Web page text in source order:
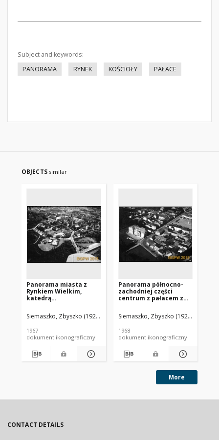
Subject and keywords:
PANORAMA
RYNEK KOŚCIOŁY PAŁACE
OBJECTS similar
Panorama miasta z
Rynkiem Wielkim,
katedrą
Pańskiego i pałacem
Zamoyskich, widok
zachodniej, Zamość
Siemaszko, Zbyszko (1925-2015).
1967
dokument ikonograficzny
Panorama północno-
zachodniej części
centrum z pałacem z
wieżą zegarową, widok
lotniczy od strony
Lwówek
Siemaszko, Zbyszko (1925-2015).
1968
dokument ikonograficzny
More
CONTACT DETAILS